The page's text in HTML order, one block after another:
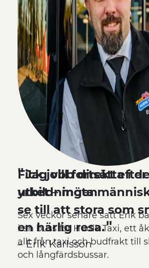
Jag vill fortsätta i
yrket – möta
se till att stora som
en härlig resa.
– Erik Karlsson
Fick jobb direkt efter
utbildningen
Sex veckor senare satt Erik
i en buss för Hudik Taxi, ett
allt från taxi och budfrakt till
och långfärdsbussar.